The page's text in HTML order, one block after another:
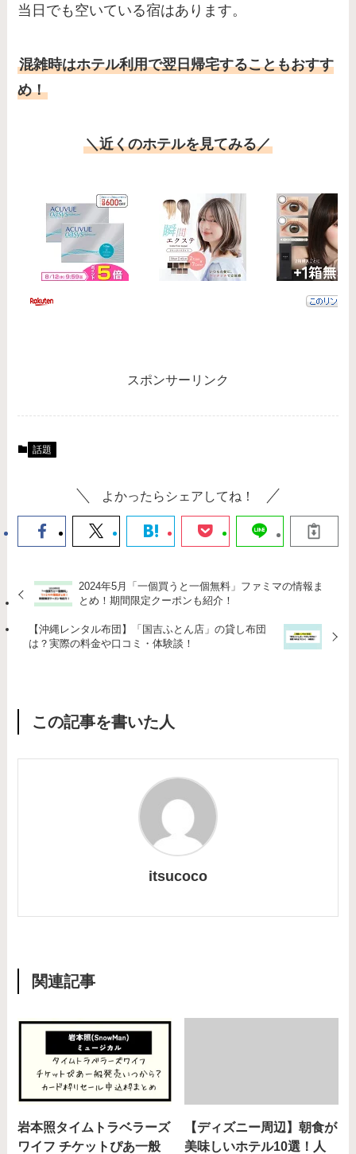
当日でも空いている宿はあります。
混雑時はホテル利用で翌日帰宅することもおすす
め！
＼近くのホテルを見てみる／
スポンサーリンク
話題
よかったらシェアしてね！
2024年5月「一個買うと一個無料」ファミマの情報ま
とめ！期間限定クーポンも紹介！
【沖縄レンタル布団】「国吉ふとん店」の貸し布団
は？実際の料金や口コミ・体験談！
この記事を書いた人
itsucoco
関連記事
岩本照タイムトラベラーズ
ワイフ チケットぴあ一般
【ディズニー周辺】朝食が
美味しいホテル10選！人